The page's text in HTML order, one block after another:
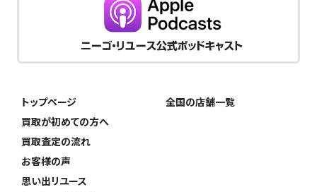
トップページ
買取が初めての方へ
買取査定の流れ
お客様の声
思い出リユース
全国の店舗一覧